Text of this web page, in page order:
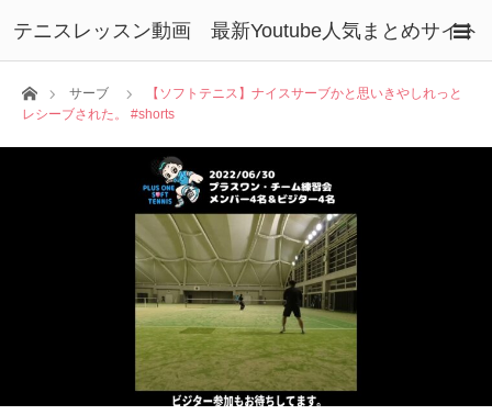
テニスレッスン動画 最新Youtube人気まとめサイト
ホームサーブ
【ソフトテニス】ナイスサーブかと思いきやしれっと
レシーブされた。 #shorts